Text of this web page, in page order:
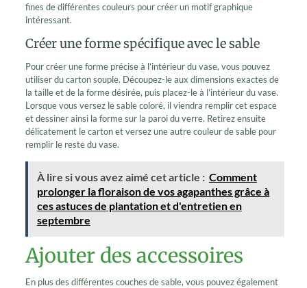
fines de différentes couleurs pour créer un motif graphique
intéressant.
Créer une forme spécifique avec le sable
Pour créer une forme précise à l’intérieur du vase, vous pouvez
utiliser du carton souple. Découpez-le aux dimensions exactes de
la taille et de la forme désirée, puis placez-le à l’intérieur du vase.
Lorsque vous versez le sable coloré, il viendra remplir cet espace
et dessiner ainsi la forme sur la paroi du verre. Retirez ensuite
délicatement le carton et versez une autre couleur de sable pour
remplir le reste du vase.
À lire si vous avez aimé cet article : Comment
prolonger la floraison de vos agapanthes grâce à
ces astuces de plantation et d'entretien en
septembre
Ajouter des accessoires
En plus des différentes couches de sable, vous pouvez également